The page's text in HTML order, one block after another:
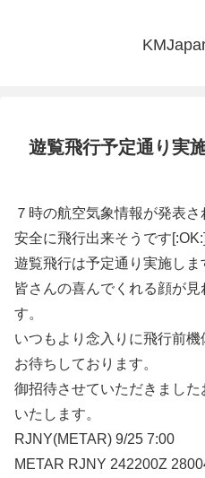
遊覧飛行予定通り実
７時の航空気象情報が発表さ
安全に飛行出来そうです[:OK:]
遊覧飛行は予定通り実施しま
皆さんの喜んでくれる顔が
す。
いつもより念入りに飛行前
お待ちしております。
御招待させていただきまし
いたします。
RJNY(METAR) 9/25 7:00
METAR RJNY 242200Z